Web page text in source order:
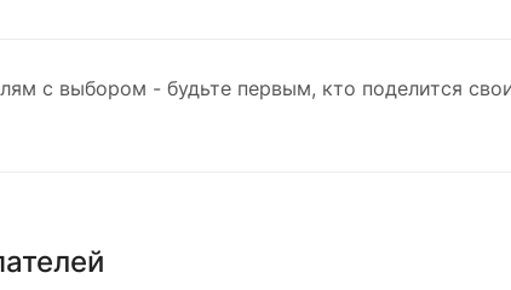
с выбором - будьте первым, кто поделится